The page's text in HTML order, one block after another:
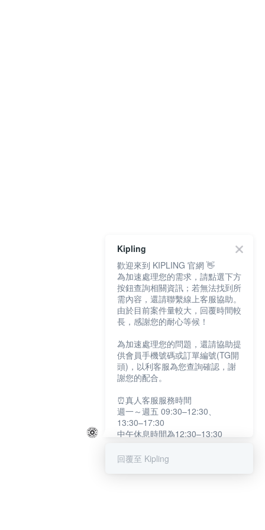
Kipling
歡迎來到 KIPLING 官網 👋
為加速處理您的需求，請點選下方
按鈕查詢相關資訊；若無法找到所
需內容，還請聯繫線上客服協助。
由於目前案件量較大，回覆時間較
長，感謝您的耐心等候！
為加速處理您的問題，還請協助提
供會員手機號碼或訂單編號(TG開
頭)，以利客服為您查詢確認，謝
謝您的配合。
⏰真人客服服務時間
週一～週五 09:30–12:30、
13:30–17:30
中午休息時間為12:30–13:30
提醒您：系統會自動已讀訊息，如
回覆至 Kipling